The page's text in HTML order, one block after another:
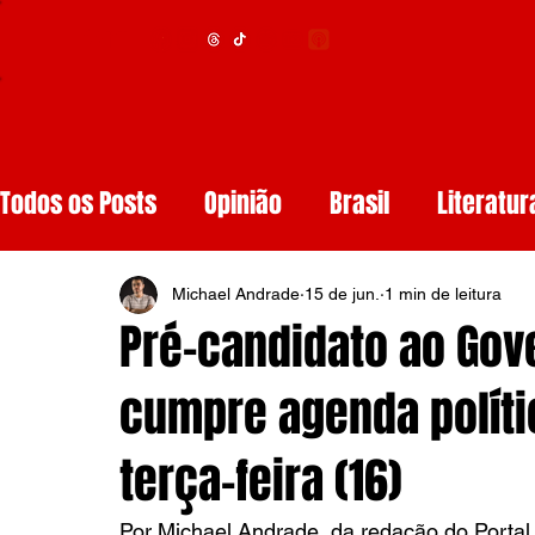
Todos os Posts Opinião Brasil
Educação Segurança Obituários
Resenhas de Livros Inteligência
Diários de Leitura Reviews
Pré-candidato ao
cumpre agenda
terça-feira (16)
Michael Andrade 15 de jun. 1 min de leitura